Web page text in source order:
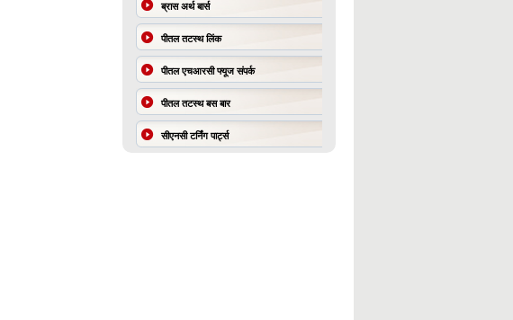
ब्रास अर्थ बार्स
पीतल तटस्थ लिंक
पीतल एचआरसी फ्यूज संपर्क
पीतल तटस्थ बस बार
सीएनसी टर्निंग पार्ट्स